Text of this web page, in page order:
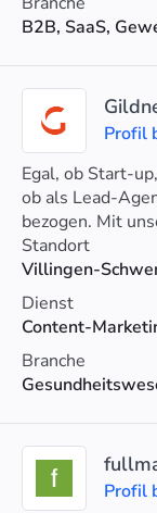
B2B, SaaS,
Profil
Egal, ob Start-
ob als Lead-
bezogen. Mit
sämtliche
Standort
Villingen-
Dienst
Branche
Profil